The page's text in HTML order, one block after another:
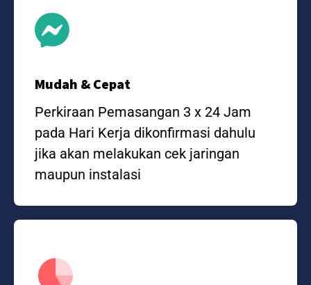
Mudah & Cepat
Perkiraan Pemasangan 3 x 24 Jam
pada Hari Kerja dikonfirmasi dahulu
jika akan melakukan cek jaringan
maupun instalasi